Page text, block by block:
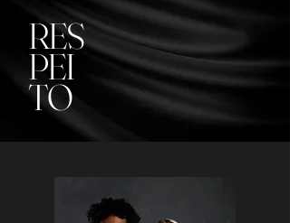
RES
PEI
TO